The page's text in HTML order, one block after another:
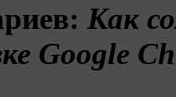
Как
Google